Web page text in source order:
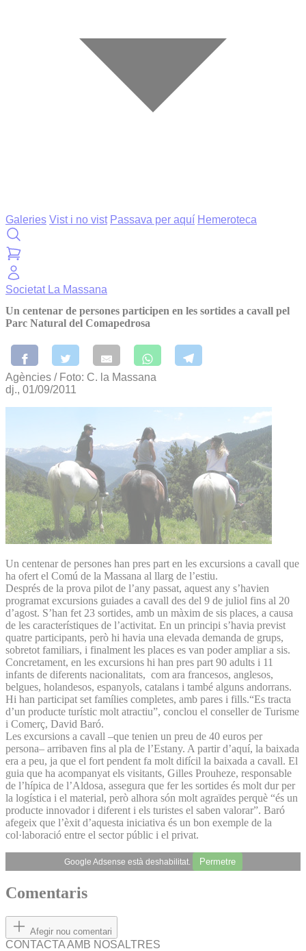
Galeries Vist i no vist Passava per aquí Hemeroteca
Societat La Massana
Un centenar de persones participen en les sortides a cavall pel
Parc Natural del Comapedrosa
Agències / Foto: C. la Massana
dj., 01/09/2011
Un centenar de persones han pres part en les excursions a cavall que
ha ofert el Comú de la Massana al llarg de l’estiu.
Després de la prova pilot de l’any passat, aquest any s’havien
programat excursions guiades a cavall des del 9 de juliol fins al 20
d’agost. S’han fet 23 sortides, amb un màxim de sis places, a causa
de les característiques de l’activitat. En un principi s’havia previst
quatre participants, però hi havia una elevada demanda de grups,
sobretot familiars, i finalment les places es van poder ampliar a sis.
Concretament, en les excursions hi han pres part 90 adults i 11
infants de diferents nacionalitats, com ara francesos, anglesos,
belgues, holandesos, espanyols, catalans i també alguns andorrans.
Hi han participat set famílies completes, amb pares i fills.“Es tracta
d’un producte turístic molt atractiu”, conclou el conseller de Turisme
i Comerç, David Baró.
Les excursions a cavall –que tenien un preu de 40 euros per
persona– arribaven fins al pla de l’Estany. A partir d’aquí, la baixada
era a peu, ja que el fort pendent fa molt difícil la baixada a cavall. El
guia que ha acompanyat els visitants, Gilles Prouheze, responsable
de l’hípica de l’Aldosa, assegura que fer les sortides és molt dur per
la logística i el material, però alhora són molt agraïdes perquè “és un
producte innovador i diferent i els turistes el saben valorar”. Baró
afegeix que l’èxit d’aquesta iniciativa és un bon exemple de la
col·laboració entre el sector públic i el privat.
Google Adsense està deshabilitat. Permetre
Comentaris
Afegir nou comentari
CONTACTA AMB NOSALTRES